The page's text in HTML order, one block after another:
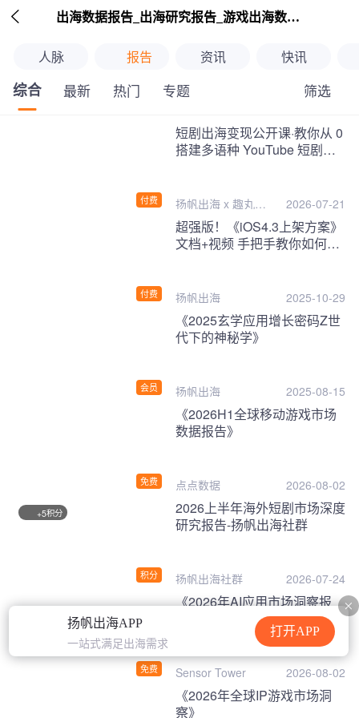
扬帆出海APP
一站式满足出海需求
打开APP
 出海数据报告_出海研究报告_游戏出海数据报告_海外趋势分析-扬帆出海
人脉 报告 资讯 快讯
综合 最新 热门 专题 筛选
继续下拉刷新
付费
短剧出海变现公开课·教你从 0
搭建多语种 YouTube 短剧频
扬帆出海 x 趣丸千 2026-07-21
付费
超强版！《iOS4.3上架方案》
文档+视频 手把手教你如何一
扬帆出海 2025-10-29
会员
《2025玄学应用增长密码Z世
代下的神秘学》
扬帆出海 2025-08-15
免费
《2026H1全球移动游戏市场
数据报告》
点点数据 2026-08-02
+5积分
积分
2026上半年海外短剧市场深度
研究报告-扬帆出海社群
扬帆出海社群 2026-07-24
免费
《2026年AI应用市场洞察报
Sensor Tower 2026-08-02
《2026年全球IP游戏市场洞
察》